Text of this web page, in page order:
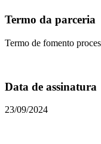
Termo da parceria
Termo de fomento
Data de assinatura
23/09/2024